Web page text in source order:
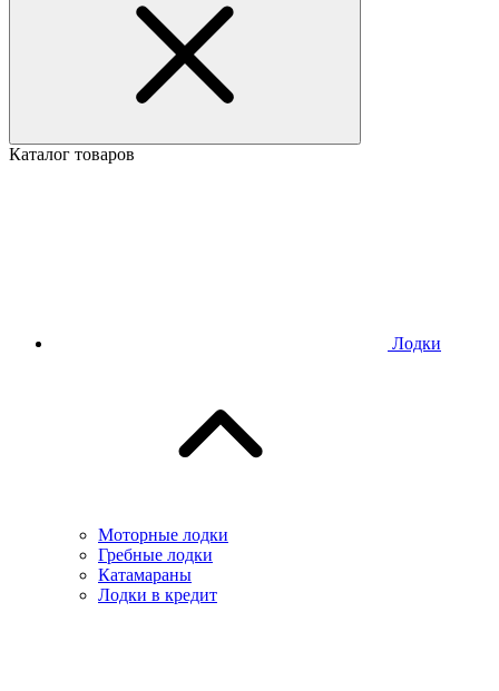
Каталог товаров
Лодки
Моторные лодки
Гребные лодки
Катамараны
Лодки в кредит